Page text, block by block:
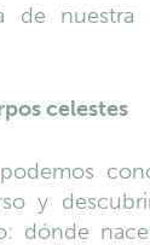
de nuestra
celestes
y
dónde